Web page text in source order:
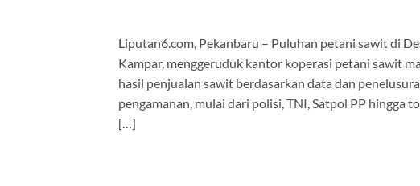
Liputan6.com, Pekanbaru – Puluhan petani sawit di
Kampar, menggeruduk kantor koperasi petani sawit
hasil penjualan sawit berdasarkan data dan
pengamanan, mulai dari polisi, TNI, Satpol PP
[…]